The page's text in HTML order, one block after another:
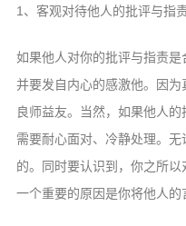
1、客观对待他人的批评与指
如果他人对你的批评与指责是
并要发自内心的感激他。因
良师益友。当然，如果他人
需要耐心面对、冷静处理。
的。同时要认识到，你之所以
一个重要的原因是你将他人的